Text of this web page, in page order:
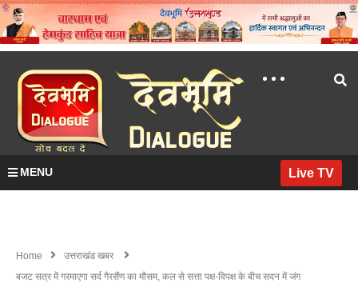
MENU Live TV
Home
उत्तराखंड खबर
बजट सत्र में गरमाएगा सर्द गैरसैंण का मौसम, कल से सत्ता पक्ष-विपक्ष के बीच सदन में जंग